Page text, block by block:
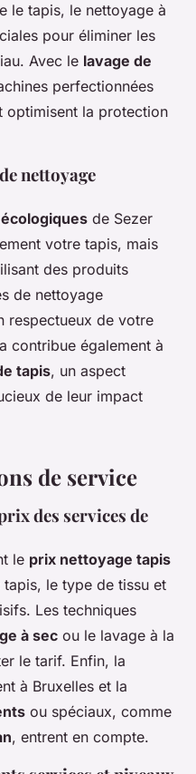
le tapis, le nettoyage à
pour éliminer les
Avec le lavage de
perfectionnées
optimisent la protection
nettoyage
de Sezer
votre tapis, mais
des produits
de nettoyage
respectueux de votre
contribue également à
tapis, un aspect
de leur impact
de service
des services de
le prix nettoyage tapis
le type de tissu et
Les techniques
à sec ou le lavage à la
le tarif. Enfin, la
à Bruxelles et la
ou spéciaux, comme
, entrent en compte.